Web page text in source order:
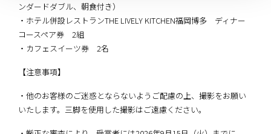
ンダードダブル、朝食付き）
・ホテル併設レストランTHE LIVELY KITCHEN福岡博多 ディナー
コースペア券 2組
・カフェスイーツ券 2名
【注意事項】⁠
・他のお客様のご迷惑とならないようご配慮の上、撮影をお願い
いたします。⁠三脚を使用した撮影はご遠慮ください。